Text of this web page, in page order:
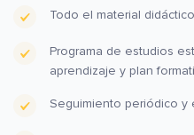
Todo el material
Programa de estudios
aprendizaje y plan
Seguimiento periódico y